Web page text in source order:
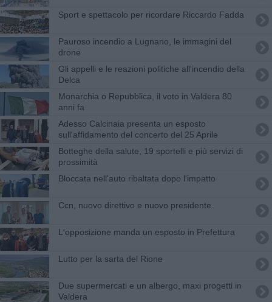
Sport e spettacolo per ricordare Riccardo Fadda
Pauroso incendio a Lugnano, le immagini del
drone
Gli appelli e le reazioni politiche all'incendio della
Delca
Monarchia o Repubblica, il voto in Valdera 80
anni fa
Adesso Calcinaia presenta un esposto
sull'affidamento del concerto del 25 Aprile
Botteghe della salute, 19 sportelli e più servizi di
prossimità
Bloccata nell'auto ribaltata dopo l'impatto
Ccn, nuovo direttivo e nuovo presidente
L'opposizione manda un esposto in Prefettura
Lutto per la sarta del Rione
Due supermercati e un albergo, maxi progetti in
Valdera